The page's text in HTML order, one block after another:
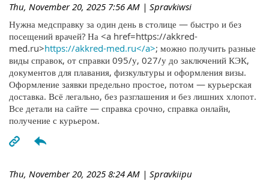
Thu, November 20, 2025 7:56 AM | Spravkiwsi
Нужна медсправку за один день в столице — быстро и без
посещений врачей? На <a href=https://akkred-
med.ru>https://akkred-med.ru</a>; можно получить разные
виды справок, от справки 095/у, 027/у до заключений КЭК,
документов для плавания, физкультуры и оформления визы.
Оформление заявки предельно простое, потом — курьерская
доставка. Всё легально, без разглашения и без лишних хлопот.
Все детали на сайте — справка срочно, справка онлайн,
получение с курьером.
Thu, November 20, 2025 8:24 AM | Spravkiipu